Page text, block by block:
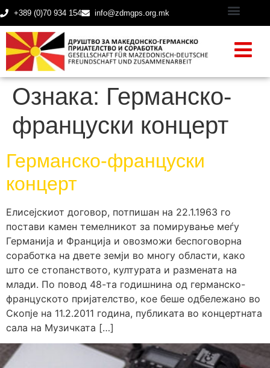
+389 (0)70 934 154 info@zdmgps.org.mk
Ознака: Германско-
француски концерт
Германско-француски
концерт
Елисејскиот договор, потпишан на 22.1.1963 го
постави камен темелникот за помирување меѓу
Германија и Франција и овозможи беспоговорна
соработка на двете земји во многу области, како
што се стопанството, културата и размената на
млади. По повод 48-та годишнина од германско-
француското пријателство, кое беше одбележано во
Скопје на 11.2.2011 година, публиката во концертната
сала на Музичката […]